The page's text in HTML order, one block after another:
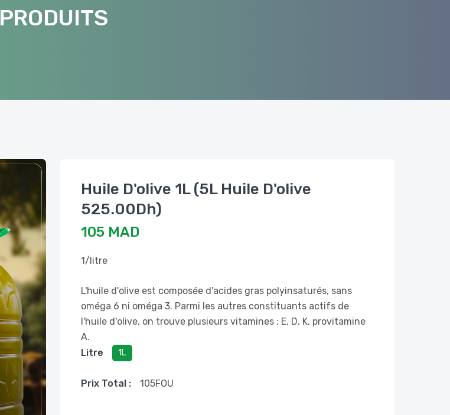
PRODUITS
Huile D'olive 1L (5L Huile D'olive
525.00Dh)
105 MAD
1/litre
L'huile d'olive est composée d'acides gras polyinsaturés, sans
oméga 6 ni oméga 3. Parmi les autres constituants actifs de
l'huile d'olive, on trouve plusieurs vitamines : E, D, K, provitamine
A.
Litre
1L
Prix ​​total : 105FOU